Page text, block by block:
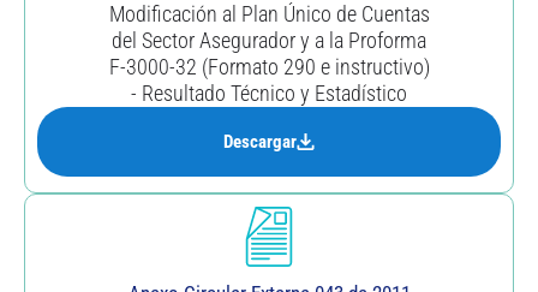
Modificación al Plan Único de Cuentas
del Sector Asegurador y a la Proforma
F-3000-32 (Formato 290 e instructivo)
- Resultado Técnico y Estadístico
Descargar